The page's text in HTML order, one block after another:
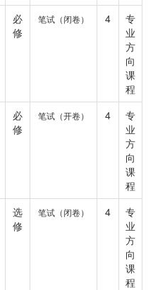
必
修
笔试（闭卷） 4
专
业
方
向
课
程
必
修
笔试（开卷） 4
专
业
方
向
课
程
选
修
笔试（闭卷） 4
专
业
方
向
课
程